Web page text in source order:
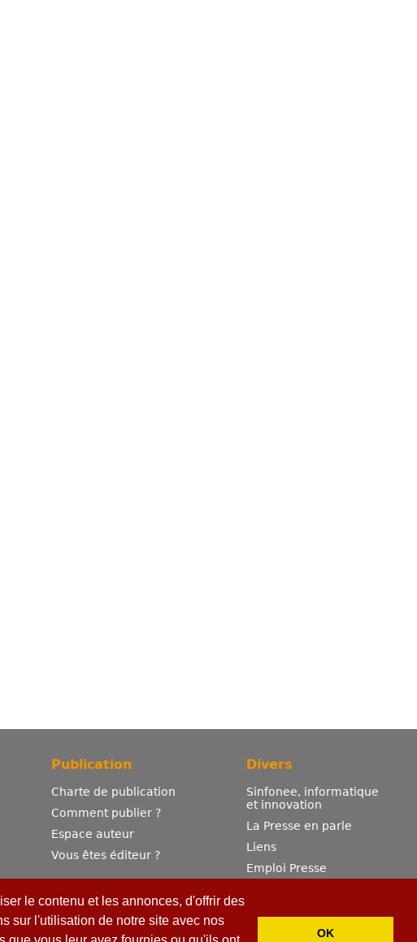
le contenu et les annonces, d'offrir des
sur l'utilisation de notre site avec nos
OK
Publication
Charte de publication
Comment publier ?
Espace auteur
Vous êtes éditeur ?
Divers
Sinfonee, informatique
et innovation
La Presse en parle
Liens
Emploi Presse